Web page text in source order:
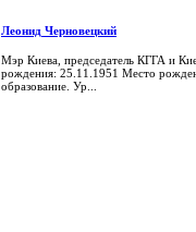
Леонид Черновецкий
Мэр Киева, председатель КГГА и
рождения: 25.11.1951 Место
образование. Ур...